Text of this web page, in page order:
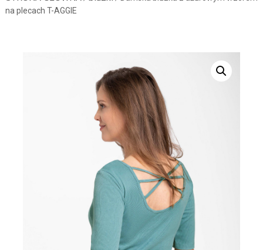
na plecach T-AGGIE